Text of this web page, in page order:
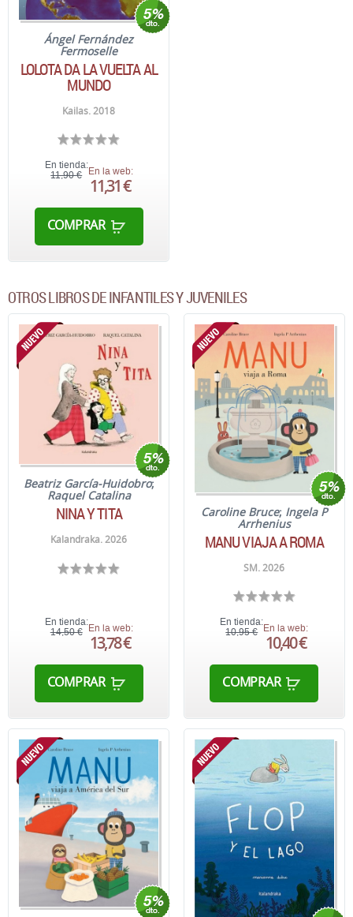
Ángel Fernández
Fermoselle
LOLOTA DA LA VUELTA AL
MUNDO
Kailas. 2018
En tienda:
11,90 € En la web:
11,31 €
COMPRAR
OTROS LIBROS DE INFANTILES Y JUVENILES
Beatriz García-Huidobro;
Raquel Catalina
NINA Y TITA
Kalandraka. 2026
En tienda:
14,50 € En la web:
13,78 €
COMPRAR
Caroline Bruce; Ingela P
Arrhenius
MANU VIAJA A ROMA
SM. 2026
En tienda:
10,95 € En la web:
10,40 €
COMPRAR